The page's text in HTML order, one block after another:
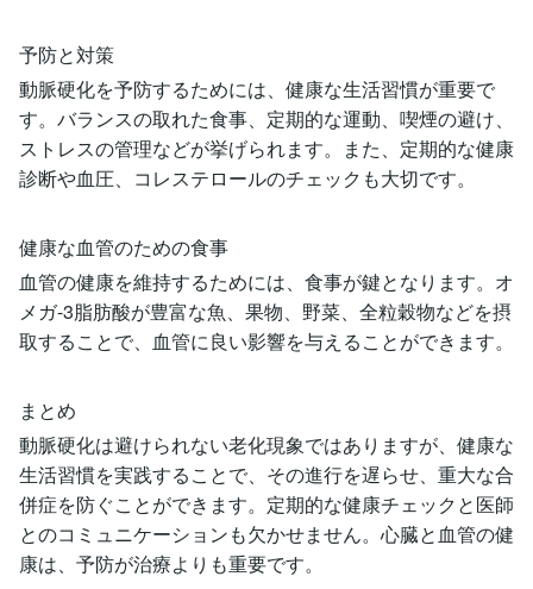
予防と対策
動脈硬化を予防するためには、健康な生活習慣が重要で
す。バランスの取れた食事、定期的な運動、喫煙の避け、
ストレスの管理などが挙げられます。また、定期的な健康
診断や血圧、コレステロールのチェックも大切です。
健康な血管のための食事
血管の健康を維持するためには、食事が鍵となります。オ
メガ-3脂肪酸が豊富な魚、果物、野菜、全粒穀物などを摂
取することで、血管に良い影響を与えることができます。
まとめ
動脈硬化は避けられない老化現象ではありますが、健康な
生活習慣を実践することで、その進行を遅らせ、重大な合
併症を防ぐことができます。定期的な健康チェックと医師
とのコミュニケーションも欠かせません。心臓と血管の健
康は、予防が治療よりも重要です。